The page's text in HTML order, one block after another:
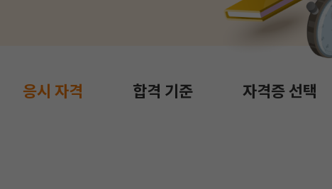
응시 자격 합격 기준 자격증 선택